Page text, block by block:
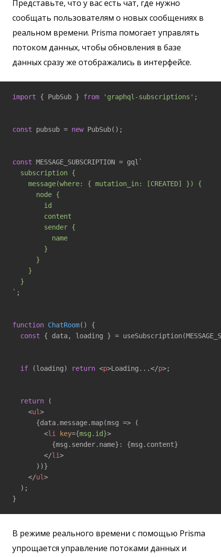
Представьте, что у вас есть чат, где нужно
сообщать пользователям о новых сообщениях в
реальном времени. Prisma помогает управлять
потоком данных, чтобы обновления в базе
данных сразу же отображались в интерфейсе.
import { PubSub } from 'graphql-subscriptions' ;
const pubsub = new PubSub();
const MESSAGE_SUBSCRIPTION = gql `
  subscription {
    message(where: { mutation_in: [CREATED] }) {
      node {
        id
        content
        sender {
          name
        }
      }
    }
  }
` ;
function ChatRoom( ) {
const { data, loading } =
if (loading) return <p>Loading...</p>;
return (
<ul>
      {data.message.map(msg => (
<li key={msg.id}>
          {msg.sender.name}: {msg.content}
</li>
      ))}
</ul>
  );
}
В режиме реального времени с помощью Prisma
упрощается управление потоками данных и